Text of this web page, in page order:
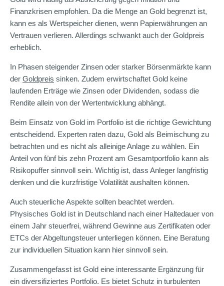
Finanzkrisen empfohlen. Da die Menge an Gold begrenzt ist,
kann es als Wertspeicher dienen, wenn Papierwährungen an
Vertrauen verlieren. Allerdings schwankt auch der Goldpreis
erheblich.
In Phasen steigender Zinsen oder starker Börsenmärkte kann
der Goldpreis sinken. Zudem erwirtschaftet Gold keine
laufenden Erträge wie Zinsen oder Dividenden, sodass die
Rendite allein von der Wertentwicklung abhängt.
Beim Einsatz von Gold im Portfolio ist die richtige Gewichtung
entscheidend. Experten raten dazu, Gold als Beimischung zu
betrachten und es nicht als alleinige Anlage zu wählen. Ein
Anteil von fünf bis zehn Prozent am Gesamtportfolio kann als
Risikopuffer sinnvoll sein. Wichtig ist, dass Anleger langfristig
denken und die kurzfristige Volatilität aushalten können.
Auch steuerliche Aspekte sollten beachtet werden.
Physisches Gold ist in Deutschland nach einer Haltedauer von
einem Jahr steuerfrei, während Gewinne aus Zertifikaten oder
ETCs der Abgeltungsteuer unterliegen können. Eine Beratung
zur individuellen Situation kann hier sinnvoll sein.
Zusammengefasst ist Gold eine interessante Ergänzung für
ein diversifiziertes Portfolio. Es bietet Schutz in turbulenten